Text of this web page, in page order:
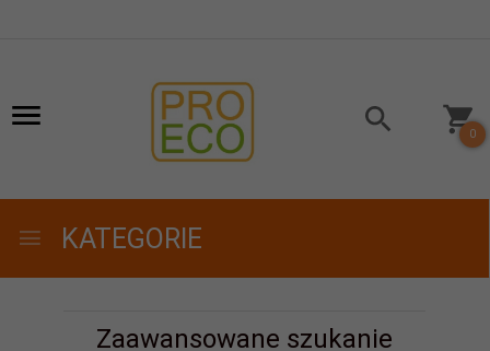
0
KATEGORIE
Zaawansowane szukanie